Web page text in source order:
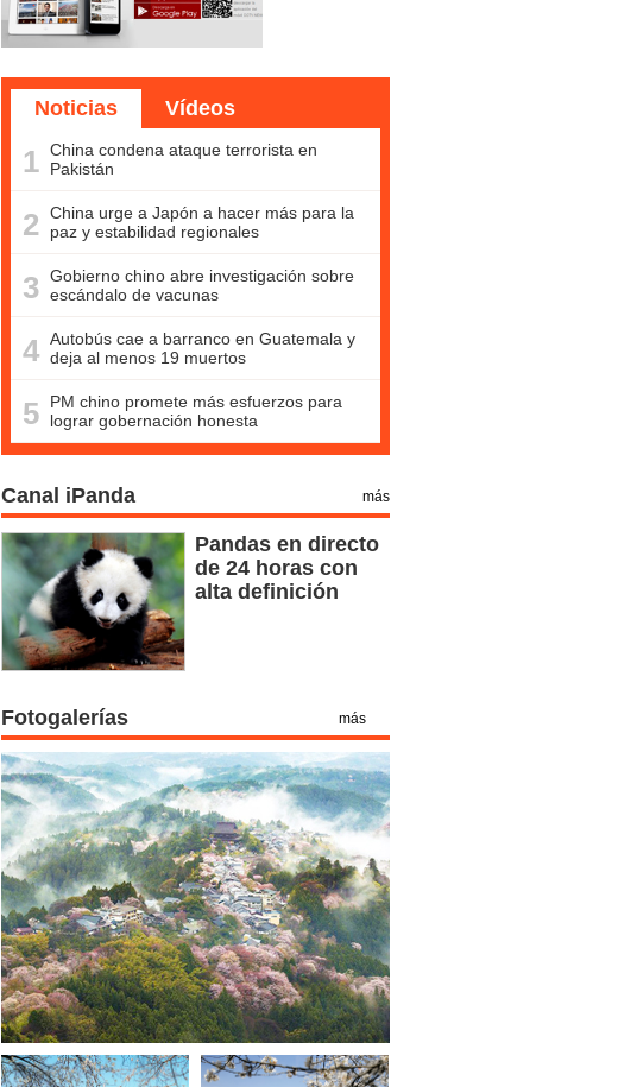
Noticias Vídeos
1 China condena ataque terrorista en
Pakistán
2 China urge a Japón a hacer más para la
paz y estabilidad regionales
3 Gobierno chino abre investigación sobre
escándalo de vacunas
4 Autobús cae a barranco en Guatemala y
deja al menos 19 muertos
5
PM chino promete más esfuerzos para
lograr gobernación honesta
Canal iPanda más
Pandas en directo
de 24 horas con
alta definición
Fotogalerías más